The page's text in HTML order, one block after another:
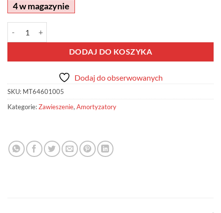
4 w magazynie
DODAJ DO KOSZYKA
Alternative:
Dodaj do obserwowanych
SKU: MT64601005
Kategorie:Zawieszenie,Amortyzatory